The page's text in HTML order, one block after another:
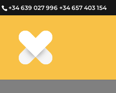
+34 639 027 996 +34 657 403 154